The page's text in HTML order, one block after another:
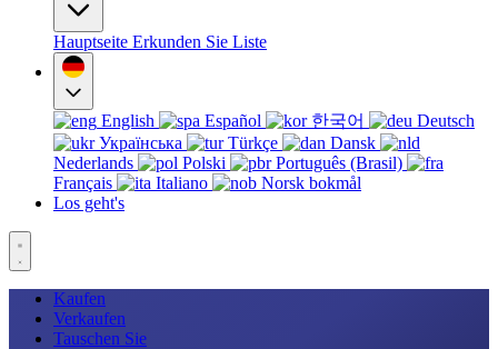
Hauptseite Erkunden Sie Liste
English Español 한국어
Deutsch
Українська
Türkçe
Dansk
Nederlands
Polski
Português (Brasil)
Français
Italiano
Norsk bokmål
Los geht's
Kaufen
Verkaufen
Tauschen Sie